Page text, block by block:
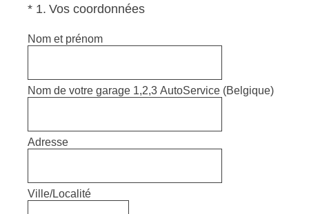
* 1. Vos coordonnées
(Obligatoire)
Nom et prénom
Nom de votre garage 1,2,3 AutoService (Belgique)
Adresse
Ville/Localité